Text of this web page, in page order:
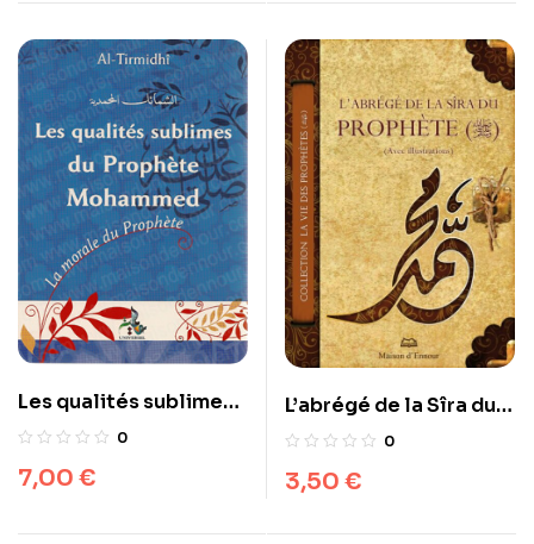
Les qualités sublimes
du Prophète
0
7,00 €
L’abrégé de la Sîra du
Prophète (avec
0
3,50 €